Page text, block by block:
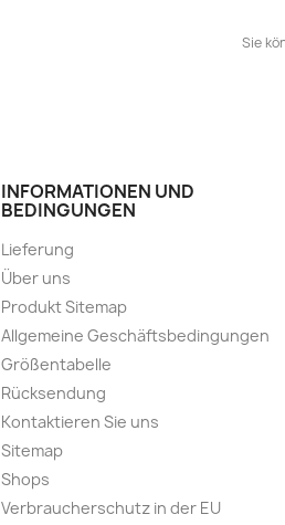
Sie
INFORMATIONEN UND
BEDINGUNGEN
Lieferung
Über uns
Produkt Sitemap
Allgemeine Geschäftsbedingungen
Größentabelle
Rücksendung
Kontaktieren Sie uns
Sitemap
Shops
Verbraucherschutz in der EU